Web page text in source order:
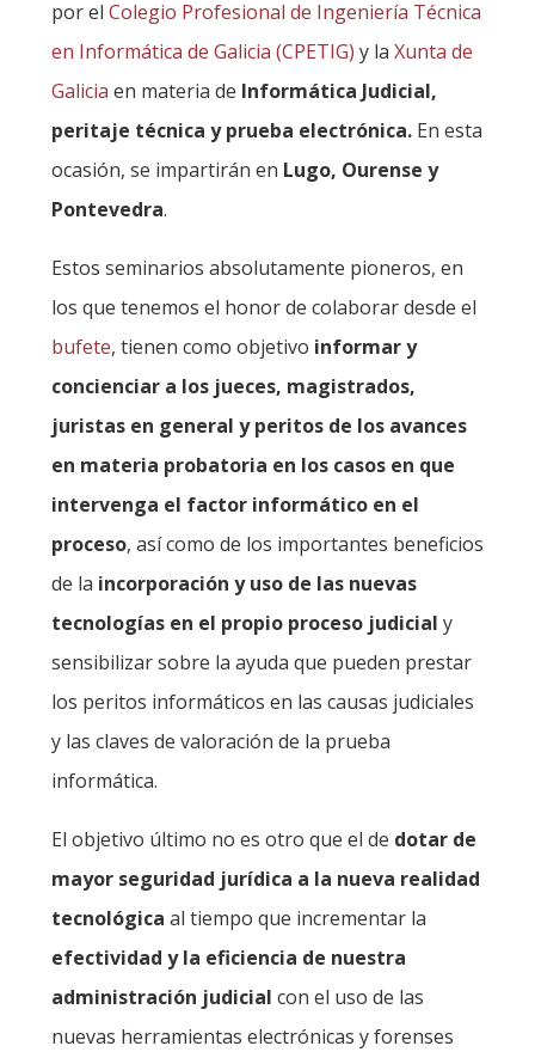
por el Colegio Profesional de Ingeniería Técnica
en Informática de Galicia (CPETIG) y la Xunta de
Galicia en materia de Informática Judicial,
peritaje técnica y prueba electrónica. En esta
ocasión, se impartirán en Lugo, Ourense y
Pontevedra.
Estos seminarios absolutamente pioneros, en
los que tenemos el honor de colaborar desde el
bufete, tienen como objetivo informar y
concienciar a los jueces, magistrados,
juristas en general y peritos de los avances
en materia probatoria en los casos en que
intervenga el factor informático en el
proceso, así como de los importantes beneficios
de la incorporación y uso de las nuevas
tecnologías en el propio proceso judicial y
sensibilizar sobre la ayuda que pueden prestar
los peritos informáticos en las causas judiciales
y las claves de valoración de la prueba
informática.
El objetivo último no es otro que el de dotar de
mayor seguridad jurídica a la nueva realidad
tecnológica al tiempo que incrementar la
efectividad y la eficiencia de nuestra
administración judicial con el uso de las
nuevas herramientas electrónicas y forenses